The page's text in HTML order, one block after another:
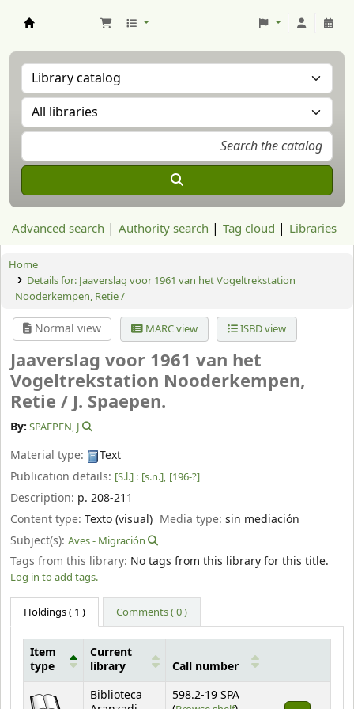
Advanced search Authority search Tag cloud Libraries
Home
Details for: Jaaverslag voor 1961 van het Vogeltrekstation
Nooderkempen, Retie /
Normal view MARC view ISBD view
Jaaverslag voor 1961 van het
Vogeltrekstation Nooderkempen,
Retie / J. Spaepen.
By: SPAEPEN, J
Material type:
Text
Publication details: [S.l.] : [s.n.], [196-?]
Description: p. 208-211
Content type: Texto (visual) Media type:sin mediación
Subject(s): Aves - Migración
Tags from this library: No tags from this library for this title.
Log in to add tags.
Holdings( 1 ) Comments ( 0 )
Item
type
Current
library
Call number
Biblioteca
598.2-19 SPA